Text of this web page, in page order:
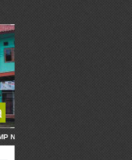
NEGERI 1 KARANGANYAR